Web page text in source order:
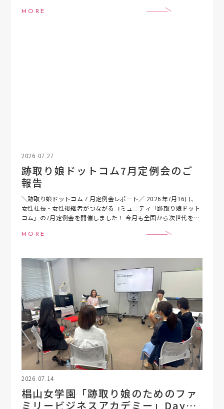
MORE
2026.07.27
跡取り娘ドットコム7月定例会のご
報告
＼跡取り娘ドットコム７月定例会レポート／ 2026年7月16日、
女性社長・女性後継者がつながるコミュニティ「跡取り娘ドット
コム」の7月定例会を開催しました！ 今月も全国から次世代を担
MORE
2026.07.14
椙山女学園「跡取り娘のためのファ
ミリービジネスアカデミー」Day3